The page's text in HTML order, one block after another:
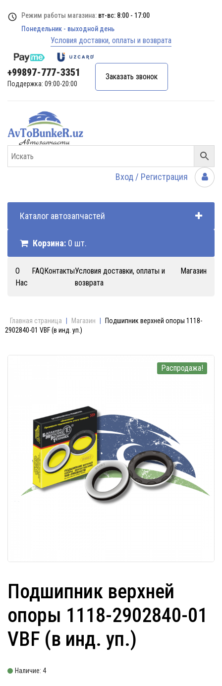
Режим работы магазина: вт-вс: 8:00 - 17:00
Понедельник - выходной день
Условия доставки, оплаты и возврата
+99897-777-3351
Поддержка: 09:00-20:00
Заказать звонок
Вход / Регистрация
Каталог автозапчастей
Корзина: 0 шт.
О
Нас
FAQКонтактыУсловия доставки, оплаты и
возврата
Магазин
Главная страница Магазин
Подшипник верхней опоры 1118-
2902840-01 VBF (в инд. уп.)
Распродажа!
Подшипник верхней
опоры 1118-2902840-01
VBF (в инд. уп.)
Наличие: 4